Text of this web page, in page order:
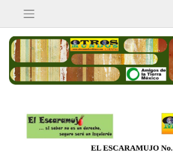
contenido